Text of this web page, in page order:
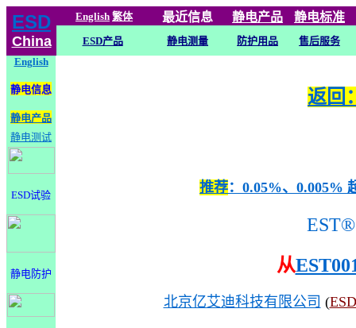
ESD
China
English 繁体 最近信息 静电产品 静电标准
ESD产品 静电测量 防护用品
售后服务
English
静电信息
静电产品
静电测试
ESD试验
静电防护
返回
推荐：0.05%、0.005%
EST®
从
北京亿艾迪科技有限公司 (